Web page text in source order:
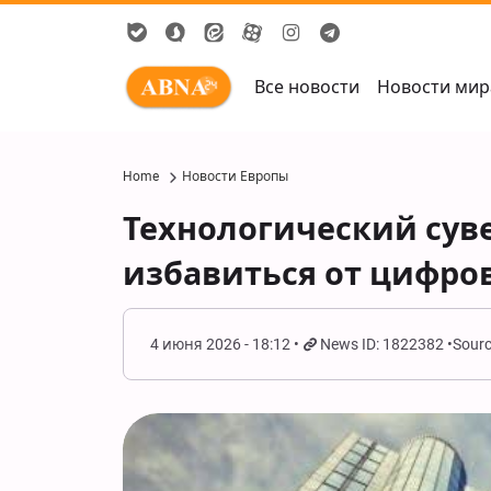
Все новости Новости
Home Новости Европы
Технологический
избавиться от
4 июня 2026 - 18:12 News ID: 1822382